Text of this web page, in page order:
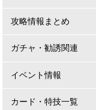
攻略情報まとめ
ガチャ・勧誘関連
イベント情報
カード・特技一覧